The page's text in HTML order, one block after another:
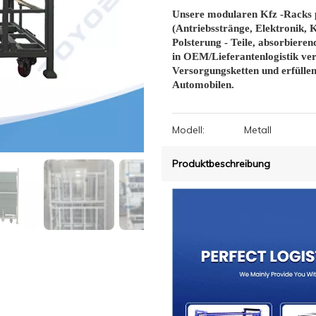
Unsere modularen Kfz -Racks
(Antriebsstränge, Elektronik,
Polsterung - Teile,
in OEM/Lieferantenlogistik
Versorgungsketten und
Automobilen.
Modell: Metall
Produktbeschreibung